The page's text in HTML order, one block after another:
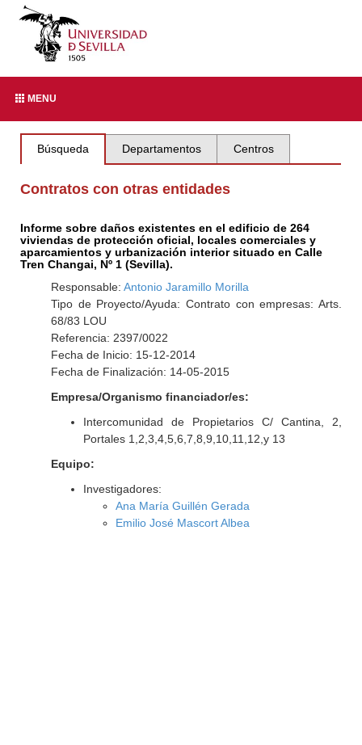
MENU
Búsqueda Departamentos Centros
Contratos con otras entidades
Informe sobre daños existentes en el edificio de 264
viviendas de protección oficial, locales comerciales y
aparcamientos y urbanización interior situado en Calle
Tren Changai, Nº 1 (Sevilla).
Responsable: Antonio Jaramillo Morilla
Tipo de Proyecto/Ayuda: Contrato con empresas: Arts.
68/83 LOU
Referencia: 2397/0022
Fecha de Inicio: 15-12-2014
Fecha de Finalización: 14-05-2015
Empresa/Organismo financiador/es:
Intercomunidad de Propietarios C/ Cantina, 2,
Portales 1,2,3,4,5,6,7,8,9,10,11,12,y 13
Equipo:
Investigadores:
Ana María Guillén Gerada
Emilio José Mascort Albea